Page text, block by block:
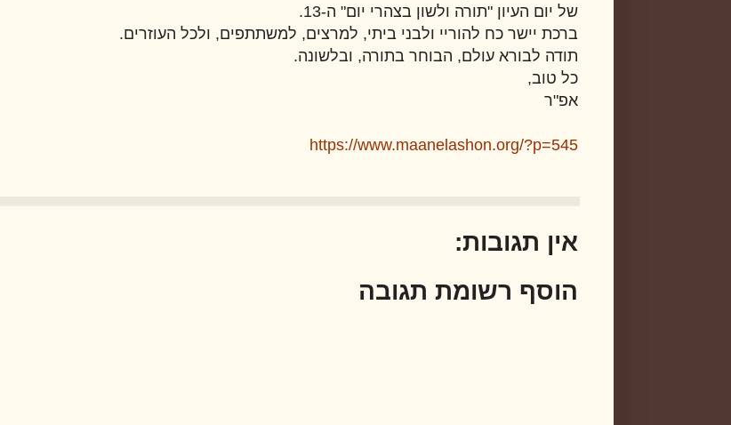
של יום העיון "תורה ולשון בצהרי יום" ה-13.
ברכת יישר כח להוריי ולבני ביתי, למרצים, למשתתפים, ולכל העוזרים.
תודה לבורא עולם, הבוחר בתורה, ובלשונה.
כל טוב,
אפ"ר
https://www.maanelashon.org/?p=545
אין תגובות:
הוסף רשומת תגובה